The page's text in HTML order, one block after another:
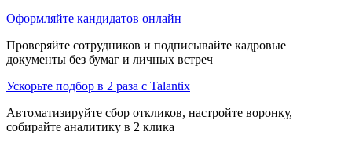
Оформляйте кандидатов онлайн
Проверяйте сотрудников и подписывайте кадровые
документы без бумаг и личных встреч
Ускорьте подбор в 2 раза с Talantix
Автоматизируйте сбор откликов, настройте воронку,
собирайте аналитику в 2 клика